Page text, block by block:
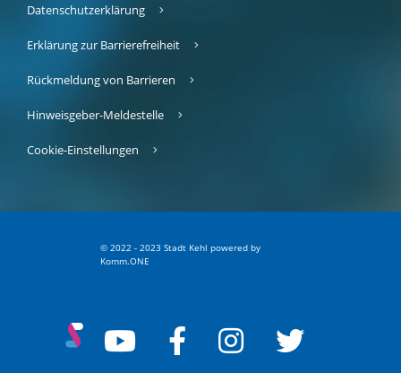
Datenschutzerklärung
Erklärung zur Barrierefreiheit
Rückmeldung von Barrieren
Hinweisgeber-Meldestelle
Cookie-Einstellungen
© 2022 - 2023 Stadt Kehl powered by
Komm.ONE